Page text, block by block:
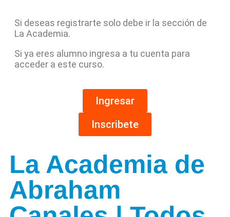
Si deseas registrarte solo debe ir la sección de
La Academia.
Si ya eres alumno ingresa a tu cuenta para
acceder a este curso.
Ingresar
Inscribete
La Academia de
Abraham